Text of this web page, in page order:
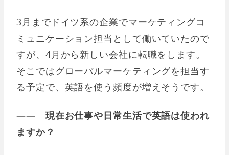
3月までドイツ系の企業でマーケティングコ
ミュニケーション担当として働いていたので
すが、4月から新しい会社に転職をします。
そこではグローバルマーケティングを担当す
る予定で、英語を使う頻度が増えそうです。
―― 現在お仕事や日常生活で英語は使われ
ますか？